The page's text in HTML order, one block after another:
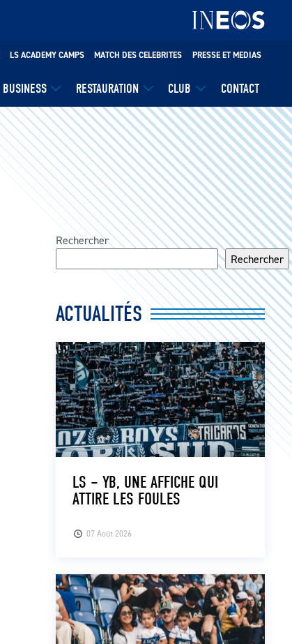
BUSINESS RESTAURATION CLUB CONTACT
LS ACADEMY CAMPS MATCH DES CELEBRITES PRESSE ET MEDIAS
Rechercher
Rechercher
ACTUALITÉS
07 Août 2026
LS – YB, UNE AFFICHE QUI
ATTIRE LES FOULES